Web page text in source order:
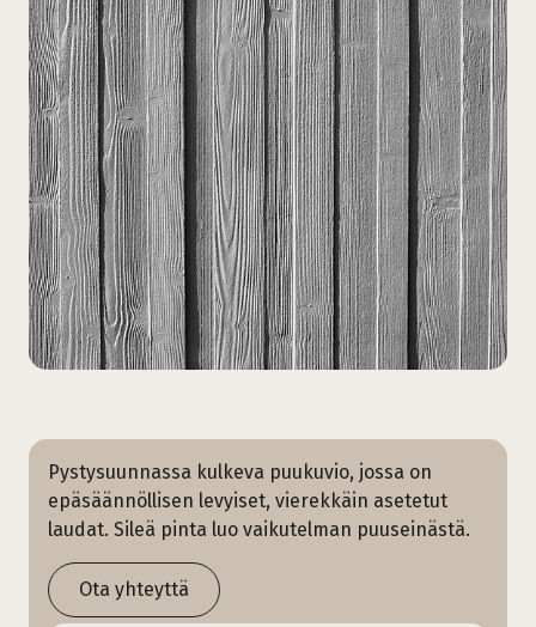
Pystysuunnassa kulkeva puukuvio, jossa on
epäsäännöllisen levyiset, vierekkäin asetetut
laudat. Sileä pinta luo vaikutelman puuseinästä.
Ota yhteyttä